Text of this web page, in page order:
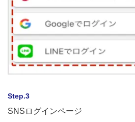
Step.3
SNSログインページ